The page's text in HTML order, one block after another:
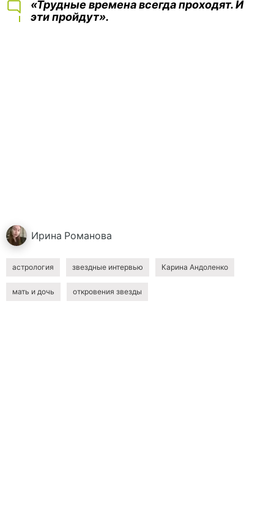
«Трудные времена всегда проходят. И
эти пройдут».
Ирина Романова
астрология звездные интервью Карина Андоленко
мать и дочь откровения звезды